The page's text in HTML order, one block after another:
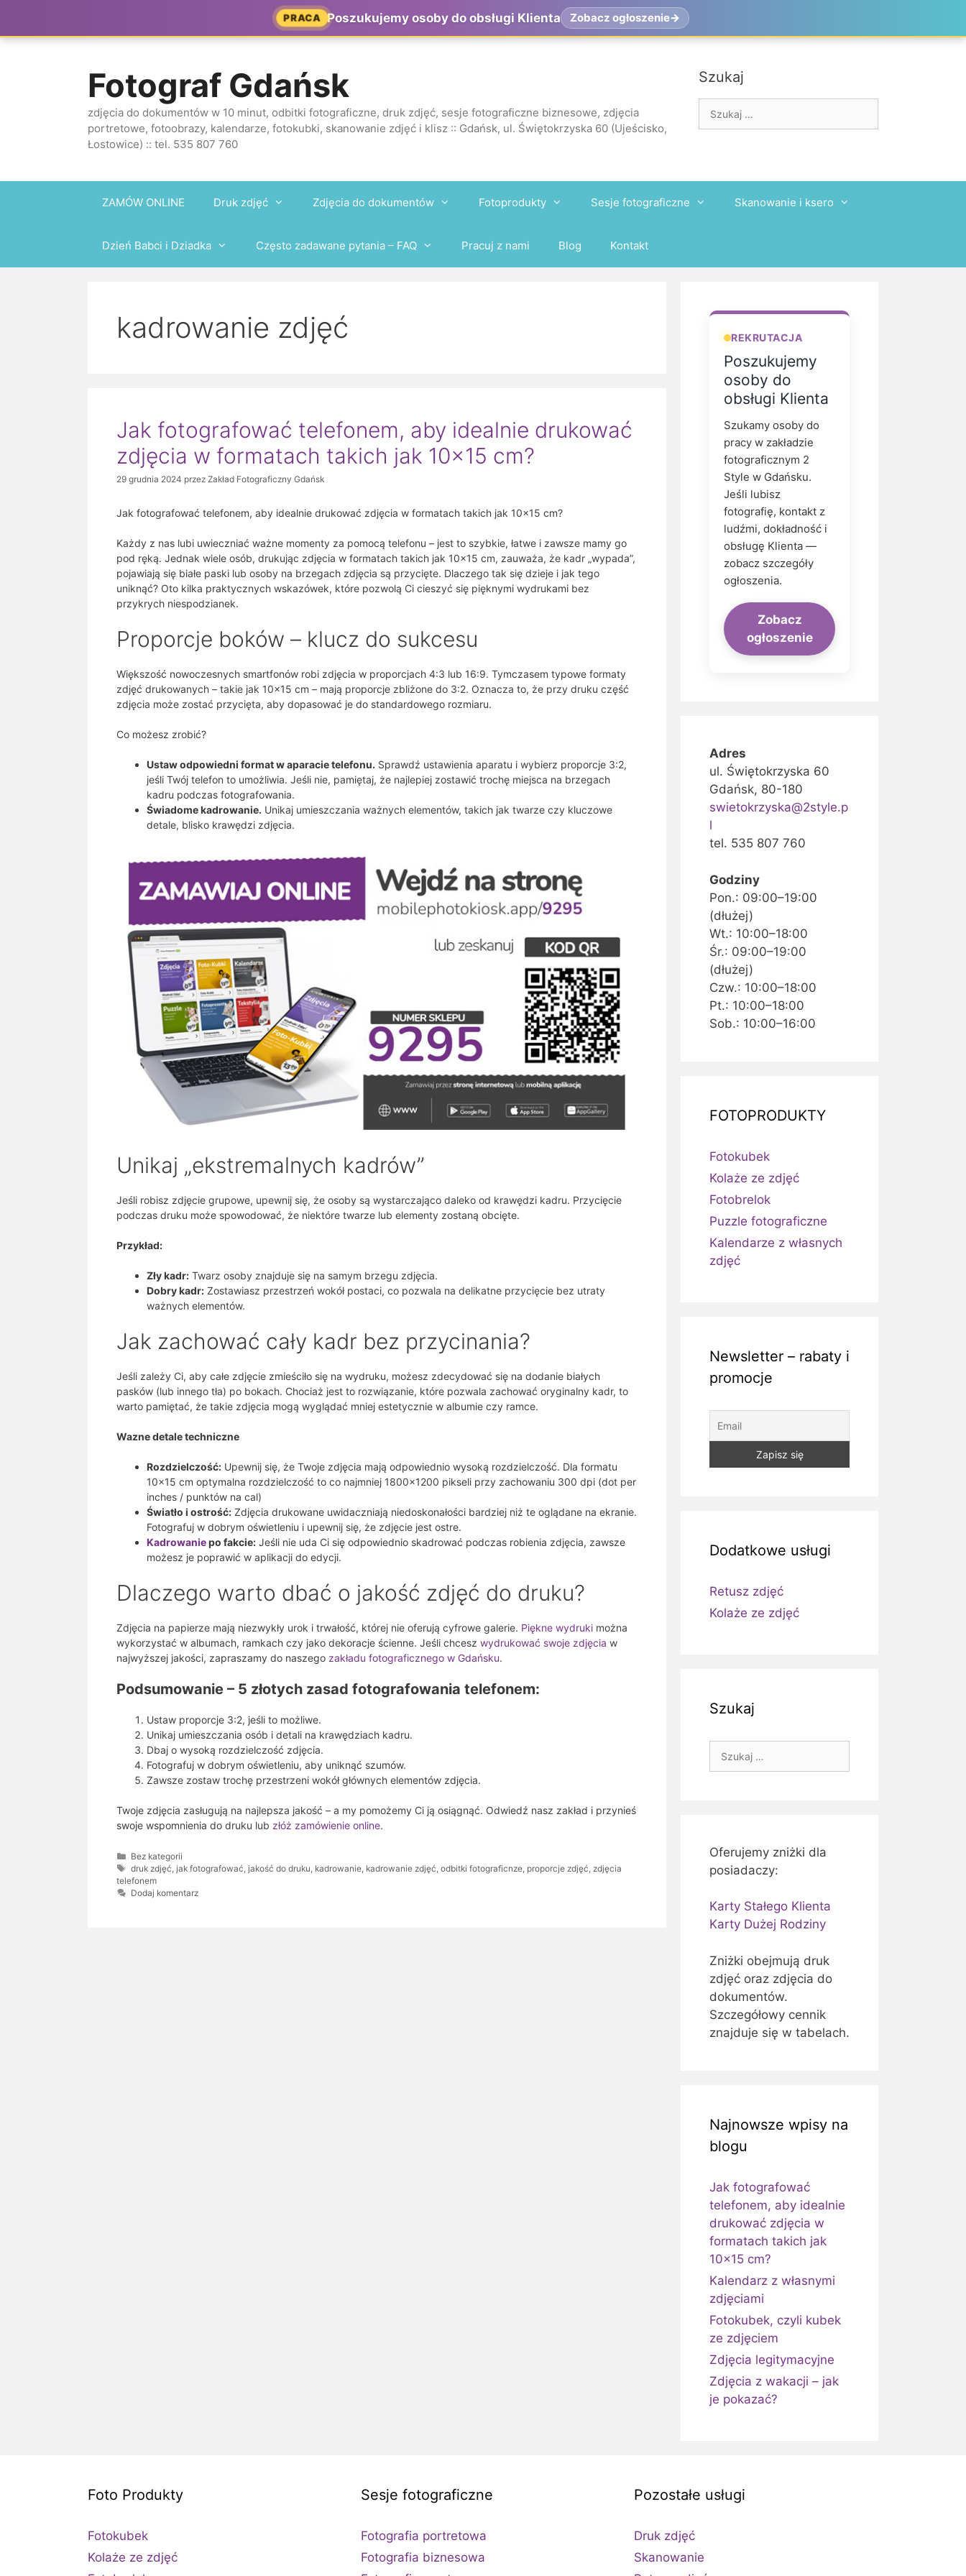
treści
PRACA Poszukujemy osoby do obsługi Klienta Zobacz ogłoszenie
Szukaj
Fotograf Gdańsk
zdjęcia do dokumentów w 10 minut, odbitki fotograficzne, druk zdjęć, sesje fotograficzne biznesowe, zdjęcia
portretowe, fotoobrazy, kalendarze, fotokubki, skanowanie zdjęć i klisz :: Gdańsk, ul. Świętokrzyska 60 (Ujeścisko,
Łostowice) :: tel. 535 807 760
ZAMÓW ONLINE Druk zdjęć Zdjęcia do dokumentów Fotoprodukty Sesje fotograficzne Skanowanie i ksero
Dzień Babci i Dziadka Często zadawane pytania – FAQ Pracuj z nami Blog Kontakt
kadrowanie zdjęć
Jak fotografować telefonem, aby idealnie drukować
zdjęcia w formatach takich jak 10×15 cm?
29 grudnia 2024 przez Zakład Fotograficzny Gdańsk
Jak fotografować telefonem, aby idealnie drukować zdjęcia w formatach takich jak 10×15 cm?
Każdy z nas lubi uwieczniać ważne momenty za pomocą telefonu – jest to szybkie, łatwe i zawsze mamy go
pod ręką. Jednak wiele osób, drukując zdjęcia w formatach takich jak 10×15 cm, zauważa, że kadr „wypada”,
pojawiają się białe paski lub osoby na brzegach zdjęcia są przycięte. Dlaczego tak się dzieje i jak tego
uniknąć? Oto kilka praktycznych wskazówek, które pozwolą Ci cieszyć się pięknymi wydrukami bez
przykrych niespodzianek.
Proporcje boków – klucz do sukcesu
Większość nowoczesnych smartfonów robi zdjęcia w proporcjach 4:3 lub 16:9. Tymczasem typowe formaty
zdjęć drukowanych – takie jak 10×15 cm – mają proporcje zbliżone do 3:2. Oznacza to, że przy druku część
zdjęcia może zostać przycięta, aby dopasować je do standardowego rozmiaru.
Co możesz zrobić?
Ustaw odpowiedni format w aparacie telefonu. Sprawdź ustawienia aparatu i wybierz proporcje 3:2,
jeśli Twój telefon to umożliwia. Jeśli nie, pamiętaj, że najlepiej zostawić trochę miejsca na brzegach
kadru podczas fotografowania.
Świadome kadrowanie. Unikaj umieszczania ważnych elementów, takich jak twarze czy kluczowe
detale, blisko krawędzi zdjęcia.
Unikaj „ekstremalnych kadrów”
Jeśli robisz zdjęcie grupowe, upewnij się, że osoby są wystarczająco daleko od krawędzi kadru. Przycięcie
podczas druku może spowodować, że niektóre twarze lub elementy zostaną obcięte.
Przykład:
Zły kadr: Twarz osoby znajduje się na samym brzegu zdjęcia.
Dobry kadr: Zostawiasz przestrzeń wokół postaci, co pozwala na delikatne przycięcie bez utraty
ważnych elementów.
Jak zachować cały kadr bez przycinania?
Jeśli zależy Ci, aby całe zdjęcie zmieściło się na wydruku, możesz zdecydować się na dodanie białych
pasków (lub innego tła) po bokach. Chociaż jest to rozwiązanie, które pozwala zachować oryginalny kadr, to
warto pamiętać, że takie zdjęcia mogą wyglądać mniej estetycznie w albumie czy ramce.
Wazne detale techniczne
Rozdzielczość: Upewnij się, że Twoje zdjęcia mają odpowiednio wysoką rozdzielczość. Dla formatu
10×15 cm optymalna rozdzielczość to co najmniej 1800×1200 pikseli przy zachowaniu 300 dpi (dot per
inches / punktów na cal)
Światło i ostrość: Zdjęcia drukowane uwidaczniają niedoskonałości bardziej niż te oglądane na ekranie.
Fotografuj w dobrym oświetleniu i upewnij się, że zdjęcie jest ostre.
Kadrowaniepo fakcie: Jeśli nie uda Ci się odpowiednio skadrować podczas robienia zdjęcia, zawsze
możesz je poprawić w aplikacji do edycji.
Dlaczego warto dbać o jakość zdjęć do druku?
Zdjęcia na papierze mają niezwykły urok i trwałość, której nie oferują cyfrowe galerie. Piękne wydruki można
wykorzystać w albumach, ramkach czy jako dekoracje ścienne. Jeśli chcesz wydrukować swoje zdjęcia w
najwyższej jakości, zapraszamy do naszego zakładu fotograficznego w Gdańsku.
Podsumowanie – 5 złotych zasad fotografowania telefonem:
Ustaw proporcje 3:2, jeśli to możliwe.
Unikaj umieszczania osób i detali na krawędziach kadru.
Dbaj o wysoką rozdzielczość zdjęcia.
Fotografuj w dobrym oświetleniu, aby uniknąć szumów.
Zawsze zostaw trochę przestrzeni wokół głównych elementów zdjęcia.
Twoje zdjęcia zasługują na najlepsza jakość – a my pomożemy Ci ją osiągnąć. Odwiedź nasz zakład i przynieś
swoje wspomnienia do druku lub złóż zamówienie online.
Kategorie
Bez kategorii
Tagi
druk zdjęć ,jak fotografować ,jakość do druku kadrowanie kadrowanie zdjęć ,odbitki fotograficnze proporcje zdjęć zdjęcia
telefonem
Dodaj komentarz
REKRUTACJA
Poszukujemy
osoby do
obsługi Klienta
Szukamy osoby do
pracy w zakładzie
fotograficznym 2
Style w Gdańsku.
Jeśli lubisz
fotografię, kontakt z
ludźmi, dokładność i
obsługę Klienta —
zobacz szczegóły
ogłoszenia.
Zobacz
ogłoszenie
Adres
ul. Świętokrzyska 60
Gdańsk, 80-180
swietokrzyska@2style.p
l
tel. 535 807 760
Godziny
Pon.: 09:00–19:00
(dłużej)
Wt.: 10:00–18:00
Śr.: 09:00–19:00
(dłużej)
Czw.: 10:00–18:00
Pt.: 10:00–18:00
Sob.: 10:00–16:00
FOTOPRODUKTY
Fotokubek
Kolaże ze zdjęć
Fotobrelok
Puzzle fotograficzne
Kalendarze z własnych
zdjęć
Newsletter – rabaty i
promocje
Dodatkowe usługi
Retusz zdjęć
Kolaże ze zdjęć
Szukaj
Oferujemy zniżki dla
posiadaczy:
Karty Stałego Klienta
Karty Dużej Rodziny
Zniżki obejmują druk
zdjęć oraz zdjęcia do
dokumentów.
Szczegółowy cennik
znajduje się w tabelach.
Najnowsze wpisy na
blogu
Jak fotografować
telefonem, aby idealnie
drukować zdjęcia w
formatach takich jak
10×15 cm?
Kalendarz z własnymi
zdjęciami
Fotokubek, czyli kubek
ze zdjęciem
Zdjęcia legitymacyjne
Zdjęcia z wakacji – jak
je pokazać?
Foto Produkty
Fotokubek
Kolaże ze zdjęć
Sesje fotograficzne
Fotografia portretowa
Fotografia biznesowa
Pozostałe usługi
Druk zdjęć
Skanowanie